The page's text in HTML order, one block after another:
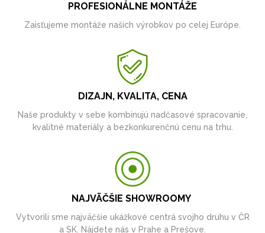
PROFESIONÁLNE MONTÁŽE
Zaisťujeme montáže našich výrobkov po celej Európe.
DIZAJN, KVALITA, CENA
Naše produkty v sebe kombinujú nadčasové spracovanie,
kvalitné materiály a bezkonkurenčnú cenu na trhu.
NAJVÄČŠIE SHOWROOMY
Vytvorili sme najväčšie ukážkové centrá svojho druhu v ČR
a SK. Nájdete nás v Prahe a Prešove.